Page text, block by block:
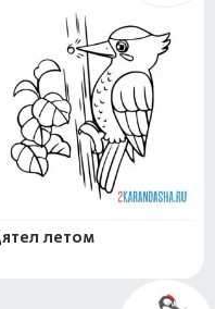
летом